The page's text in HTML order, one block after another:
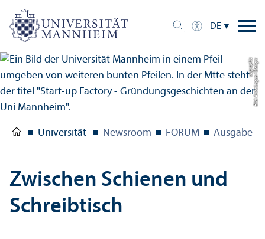
DE
Bil
d:
A
n
n
a
L
o
g
u
e
/
D
e
si
g
n:
u
c
g
r
a
p
hi
c
Universität Newsroom FORUM Ausgabe 1/
Zwischen Schienen und
Schreibtisch